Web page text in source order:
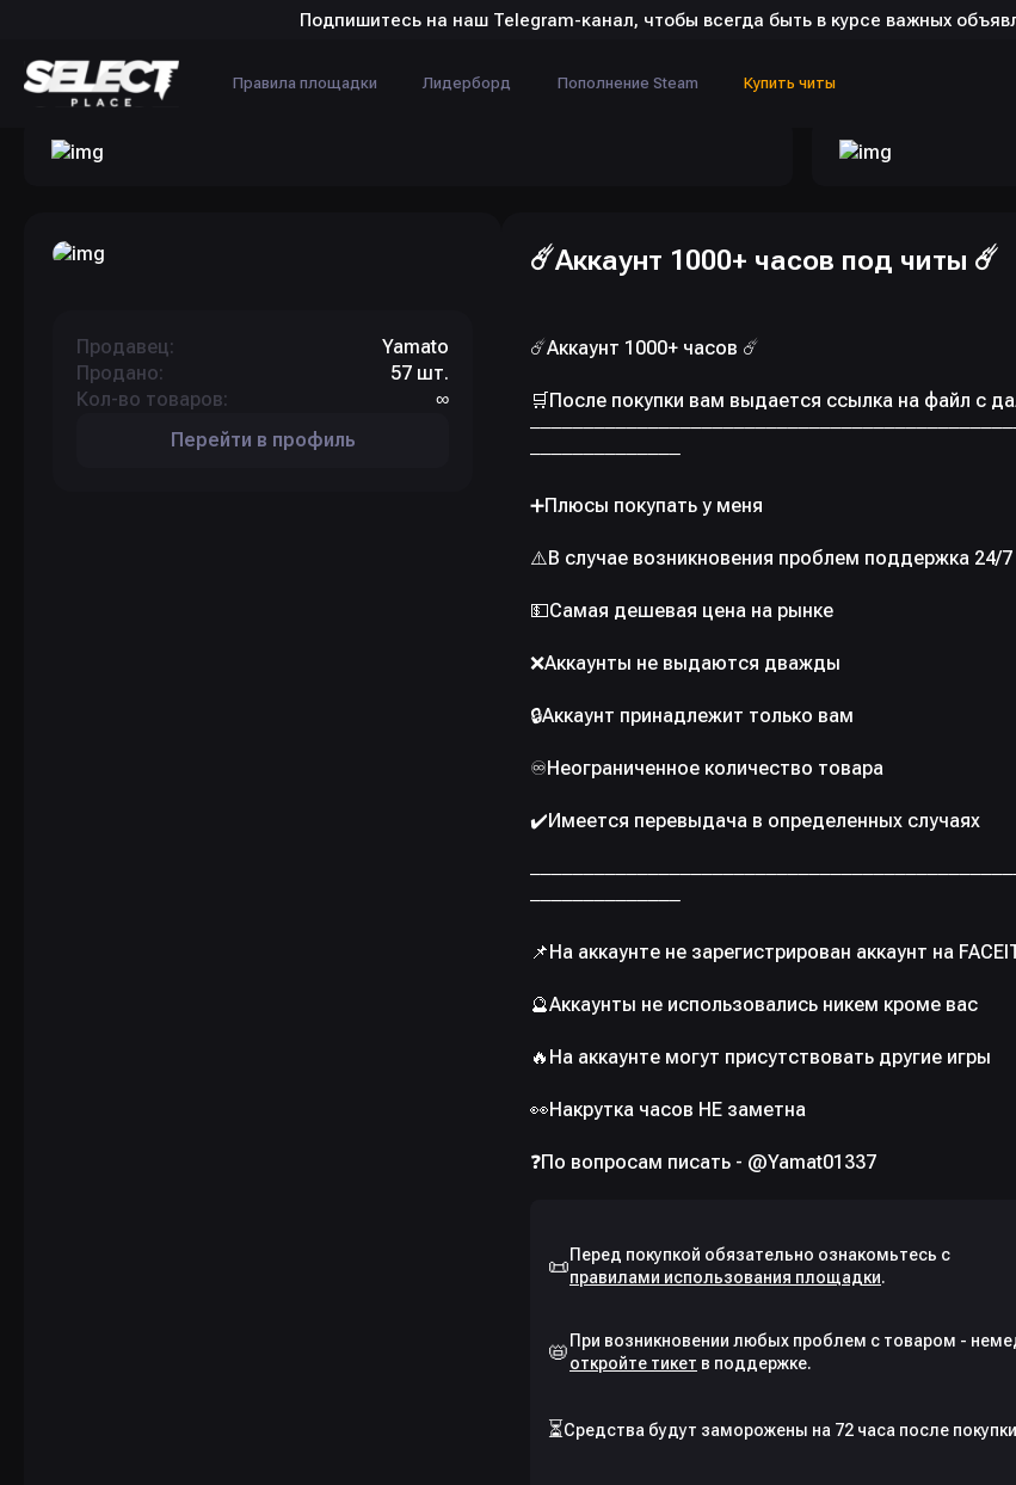
Подпишитесь на наш Telegram-канал, чтобы всегда быть в курсе важных
Правила площадки Лидерборд Пополнение Steam Купить читы
Продавец:
Yamato
Продано:
57 шт.
Кол-во товаров:
∞
Перейти в профиль
☄️Аккаунт 1000+ часов под читы ☄️
☄️Аккаунт 1000+ часов ☄️
🛒После покупки вам выдается ссылка на файл с
‒‒‒‒‒‒‒‒‒‒‒‒‒‒
➕Плюсы покупать у меня
⚠️В случае возникновения проблем поддержка 24/7
💵Самая дешевая цена на рынке
❌Аккаунты не выдаются дважды
🔒Аккаунт принадлежит только вам
♾️Неограниченное количество товара
✔️Имеется перевыдача в определенных случаях
‒‒‒‒‒‒‒‒‒‒‒‒‒‒
📌На аккаунте не зарегистрирован аккаунт на
🔮Аккаунты не использовались никем кроме вас
🔥На аккаунте могут присутствовать другие игры
👀Накрутка часов НЕ заметна
📜правилами использования площадки
📛откройте тикет
⏳Средства будут заморожены на 72 часа после